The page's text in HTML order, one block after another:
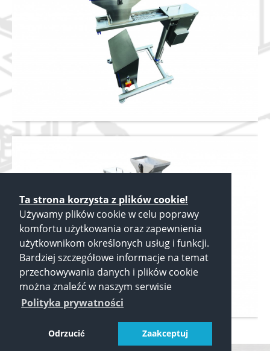
Ta strona korzysta z plików cookie!
Używamy plików cookie w celu poprawy
komfortu użytkowania oraz zapewnienia
użytkownikom określonych usług i funkcji.
Bardziej szczegółowe informacje na temat
przechowywania danych i plików cookie
można znaleźć w naszym serwisie
Polityka prywatności
Odrzucić Zaakceptuj